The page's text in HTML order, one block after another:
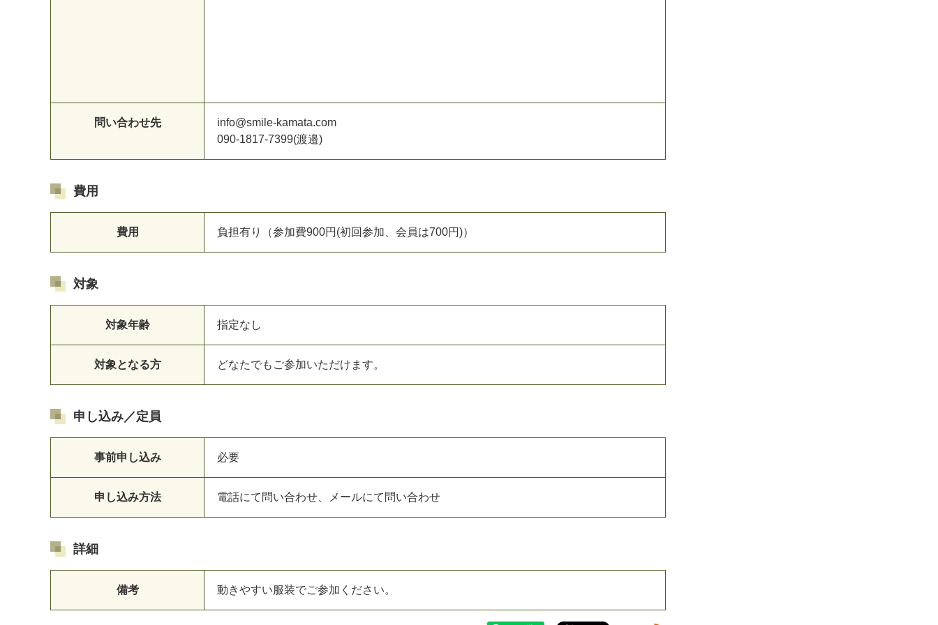
問い合わせ先
info@smile-kamata.com
090-1817-7399(渡邉)
費用
費用 負担有り（参加費900円(初回参加、会員は700円)）
対象
対象年齢 指定なし
対象となる方 どなたでもご参加いただけます。
申し込み／定員
事前申し込み 必要
申し込み方法 電話にて問い合わせ、メールにて問い合わせ
詳細
備考 動きやすい服装でご参加ください。